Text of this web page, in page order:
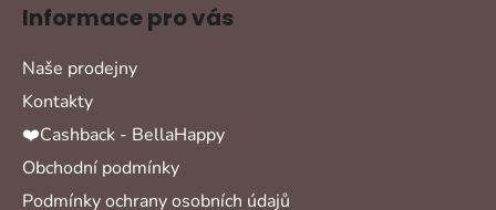
Informace pro vás
Naše prodejny
Kontakty
❤️Cashback - BellaHappy
Obchodní podmínky
Podmínky ochrany osobních údajů